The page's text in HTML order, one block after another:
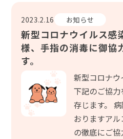
2023.2.16 お知らせ
新型コロナウイルス感
様、手指の消毒に御協
す。
新型コロナウ
下記のご協
存じます。
おりますア
の徹底にご